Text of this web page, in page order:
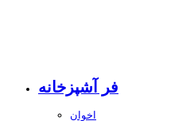
فر آشپزخانه
اخوان